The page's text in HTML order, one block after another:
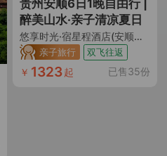
贵州安顺6日1晚自由行 |
醉美山水·亲子清凉夏日
悠享时光·宿星程酒店(安顺学院南马广场店)/锦江白玉兰酒店(安顺国贸广场店)可选·（安顺往返+早去晚回+酒店近安顺古城+酒店距机场仅15分钟车程+含手提7kg+托运10kg）
亲子旅行 双飞往返
￥ 1323起 已售35份